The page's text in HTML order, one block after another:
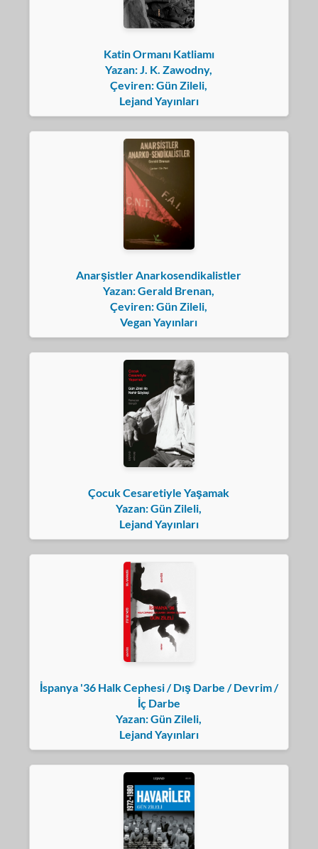
Katin Ormanı Katliamı
Yazan: J. K. Zawodny,
Çeviren: Gün Zileli,
Lejand Yayınları
Anarşistler Anarkosendikalistler
Yazan: Gerald Brenan,
Çeviren: Gün Zileli,
Vegan Yayınları
Çocuk Cesaretiyle Yaşamak
Yazan: Gün Zileli,
Lejand Yayınları
İspanya '36 Halk Cephesi / Dış Darbe / Devrim /
İç Darbe
Yazan: Gün Zileli,
Lejand Yayınları